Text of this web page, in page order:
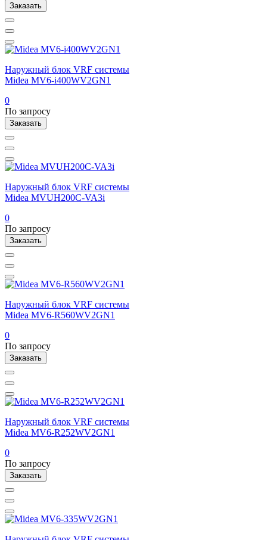
Заказать
Наружный блок VRF системы
Midea MV6-i400WV2GN1
0
По запросу
Заказать
Наружный блок VRF системы
Midea MVUH200C-VA3i
0
По запросу
Заказать
Наружный блок VRF системы
Midea MV6-R560WV2GN1
0
По запросу
Заказать
Наружный блок VRF системы
Midea MV6-R252WV2GN1
0
По запросу
Заказать